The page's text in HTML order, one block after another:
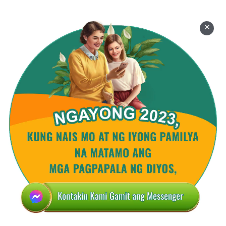
kinokondena ng matibay na integridad na
pinanghawakan ni Job, at ang mga hindi kailanman
naniwala na kayang manindigan ng tao sa daan ng
Diyos ay hinatulan ng patotoo ni Job. Nahaharap sa
pag-uugali ni Job sa panahong ito ng mga
pagsubok at sa mga salita na kanyang binigkas,
may mga taong malilito, may mga maiinggit, may
magdududa, at may iba na magmumukhang hindi
interesado, hindi maniniwala sa patotoo ni Job dahil
hindi lang nila nakikita ang paghihirap na naranasan
ni Job sa panahon ng kanyang mga pagsubok, at
nababasa ang mga salitang binigkas ni Job, kundi
nakikita rin nila ang “kahinaan” ng tao na